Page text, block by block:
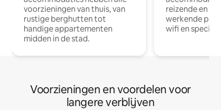
voorzieningen van thuis, van
rustige berghutten tot
handige appartementen
midden in de stad.
reizende en
werkende
wifi en
Voorzieningen en voordelen voor
langere verblijven